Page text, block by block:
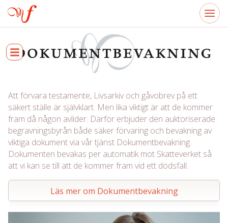
Att förvara testamente, Livsarkiv och gåvobrev på ett
säkert ställe är självklart. Men lika viktigt är att de kommer
fram då någon avlider. Därför erbjuder den auktoriserade
begravningsbyrån både säker förvaring och bevakning av
viktiga dokument via vår tjänst Dokumentbevakning.
Dokumenten bevakas per automatik mot Skatteverket så
att vi kan se till att de kommer fram vid ett dödsfall.
Läs mer om Dokumentbevakning